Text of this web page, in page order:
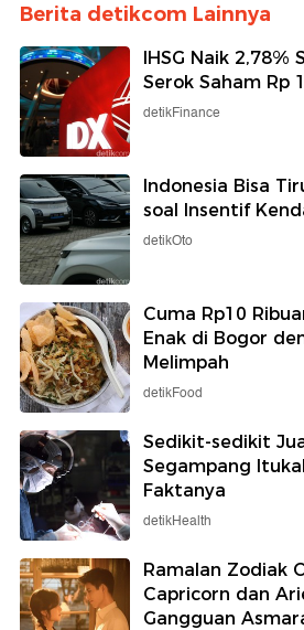
Berita detikcom Lainnya
IHSG Naik 2,78%
Serok Saham Rp
detikFinance
Indonesia Bisa
soal Insentif
detikOto
Cuma Rp10
Enak di Bogor
Melimpah
detikFood
Sedikit-sedikit
Segampang
Faktanya
detikHealth
Ramalan Zodiak
Capricorn dan
Gangguan